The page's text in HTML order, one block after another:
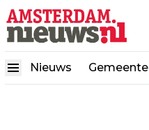
Nieuws Gemeente